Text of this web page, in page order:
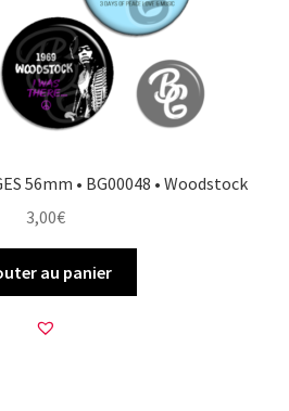
56mm • BG00048 • Woodstock
3,00€
au panier